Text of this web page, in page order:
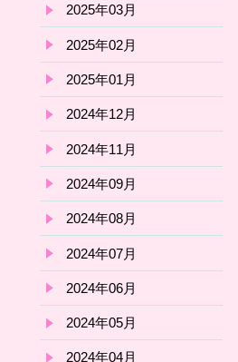
2025年03月
2025年02月
2025年01月
2024年12月
2024年11月
2024年09月
2024年08月
2024年07月
2024年06月
2024年05月
2024年04月